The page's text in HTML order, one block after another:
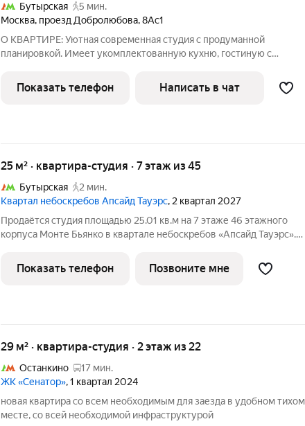
Бутырская
5 мин.
Москва, проезд Добролюбова,8Ас1
О КВАРТИРЕ: Уютная современная студия с продуманной
планировкой. Имеет укомплектованную кухню, гостиную с
рабочее место, много подсветки. Студия готова к проживанию,
новая мебель и техника:
Показать телефон Написать в чат
25 м² · квартира-студия · 7 этаж из 45
Бутырская
2 мин.
Квартал небоскребов Апсайд Тауэрс, 2 квартал 2027
Продаётся студия площадью 25.01 кв.м на 7 этаже 46 этажного
корпуса Монте Бьянко в квартале небоскребов «Апсайд Тауэрс».
Ольгинский храм, Останкинскую Башню. Номер квартиры Г0704.
На первых
Показать телефон Позвоните мне
29 м² · квартира-студия · 2 этаж из 22
Останкино
17 мин.
ЖК «Сенатор», 1 квартал 2024
новая квартира со всем необходимым для заезда в удобном тихом
месте, со всей необходимой инфраструктурой